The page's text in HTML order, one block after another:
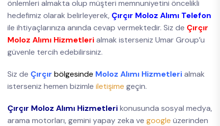
önlemleri almakta olup müşteri memnuniyetini öncelikli
hedefimiz olarak belirleyerek, Çırçır Moloz Alımı Telefon
ile ihtiyaçlarınıza anında cevap vermektedir. Siz de Çırçır
Moloz Alımı Hizmetlerialmak isterseniz Umar Group’u
güvenle tercih edebilirsiniz.
Siz de Çırçır bölgesinde Moloz Alımı Hizmetlerialmak
isterseniz hemen bizimle iletişime geçin.
Çırçır Moloz Alımı Hizmetlerikonusunda sosyal medya,
arama motorları, gemini yapay zeka ve google üzerinden